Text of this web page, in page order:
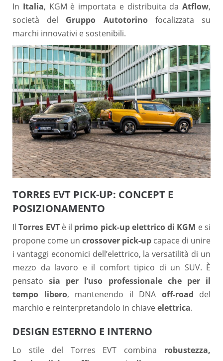
In Italia, KGM è importata e distribuita da Atflow,
società del Gruppo Autotorinofocalizzata su
marchi innovativi e sostenibili.
TORRES EVT PICK-UP: CONCEPT E
POSIZIONAMENTO
IlTorres EVTè il primo pick-up elettrico di KGM e si
propone come un crossover pick-up capace di unire
i vantaggi economici dell’elettrico, la versatilità di un
mezzo da lavoro e il comfort tipico di un SUV. È
pensatosia per l’uso professionale che per il
tempo libero, mantenendo il DNA off-road del
marchio e reinterpretandolo in chiaveelettrica.
DESIGN ESTERNO E INTERNO
Lo stile del Torres EVT combina robustezza,